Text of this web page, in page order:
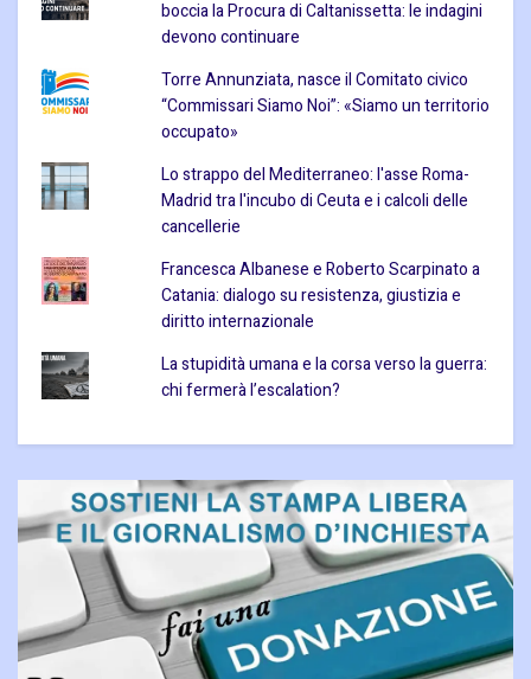
boccia la Procura di Caltanissetta: le indagini
devono continuare
Torre Annunziata, nasce il Comitato civico
“Commissari Siamo Noi”: «Siamo un territorio
occupato»
Lo strappo del Mediterraneo: l'asse Roma-
Madrid tra l'incubo di Ceuta e i calcoli delle
cancellerie
Francesca Albanese e Roberto Scarpinato a
Catania: dialogo su resistenza, giustizia e
diritto internazionale
La stupidità umana e la corsa verso la guerra:
chi fermerà l’escalation?